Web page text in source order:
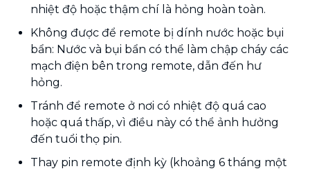
nhiệt độ hoặc thậm chí là hỏng hoàn toàn.
Không được để remote bị dính nước hoặc bụi
bẩn: Nước và bụi bẩn có thể làm chập cháy các
mạch điện bên trong remote, dẫn đến hư
hỏng.
Tránh để remote ở nơi có nhiệt độ quá cao
hoặc quá thấp, vì điều này có thể ảnh hưởng
đến tuổi thọ pin.
Thay pin remote định kỳ (khoảng 6 tháng một